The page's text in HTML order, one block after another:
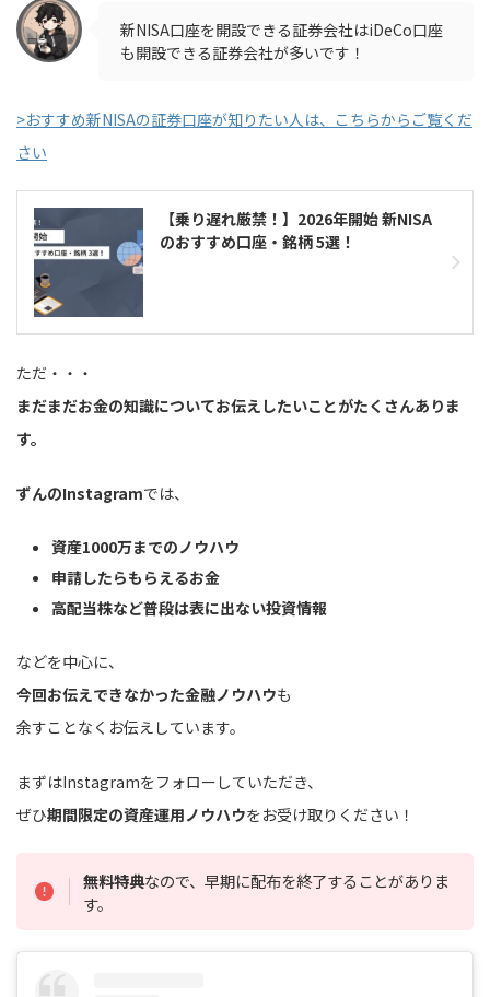
新NISA口座を開設できる証券会社はiDeCo口座
も開設できる証券会社が多いです！
>おすすめ新NISAの証券口座が知りたい人は、こちらからご覧くだ
さい
【乗り遅れ厳禁！】2026年開始 新NISA
のおすすめ口座・銘柄 5選！
ただ・・・
まだまだお金の知識についてお伝えしたいことがたくさんありま
す。
ずんのInstagramでは、
資産1000万までのノウハウ
申請したらもらえるお金
高配当株など普段は表に出ない投資情報
などを中心に、
今回お伝えできなかった金融ノウハウも
余すことなくお伝えしています。
まずはInstagramをフォローしていただき、
ぜひ期間限定の資産運用ノウハウをお受け取りください！
無料特典なので、早期に配布を終了することがありま
す。